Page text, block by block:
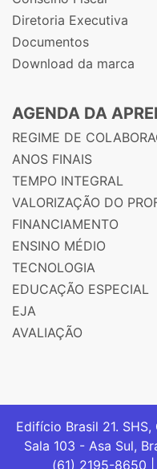
Diretoria Executiva
Documentos
Download da marca
AGENDA DA
REGIME DE
ANOS FINAIS
TEMPO INTEGRAL
VALORIZAÇÃO DO
FINANCIAMENTO
ENSINO MÉDIO
TECNOLOGIA
EDUCAÇÃO ESPECIAL
EJA
AVALIAÇÃO
Edifício Brasil 21.
Sala 103 - Asa Sul,
(61) 2195-8650 |